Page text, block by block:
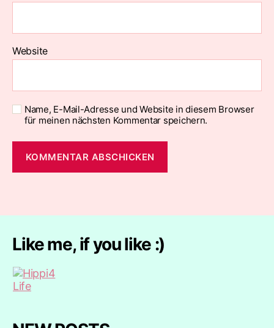
Website
Name, E-Mail-Adresse und Website in diesem Browser
für meinen nächsten Kommentar speichern.
Like me, if you like :)